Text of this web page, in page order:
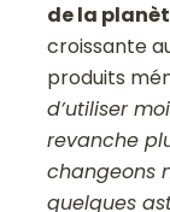
de la
croissante
produits
d’utiliser
revanche
changeons
quelques